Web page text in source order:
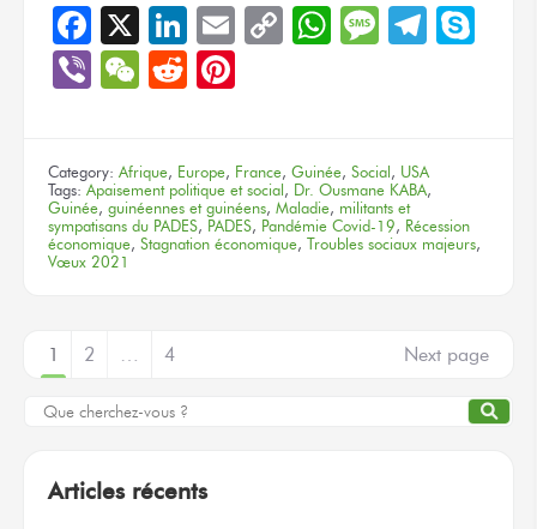
Facebook
X LinkedIn
EmailCopyWhatsApp
Message
ViberWeChat
Reddit
Category: Afrique, Europe, France, Guinée, Social , USA
Tags: Apaisement politique et social , Dr. Ousmane KABA,
Guinée, guinéennes et guinéens, Maladie, militants et
sympatisans du PADES, PADES, Pandémie Covid-19, Récession
économique, Stagnation économique, Troubles sociaux majeurs,
Vœux 2021
1 2 … 4 Next page
Articles récents